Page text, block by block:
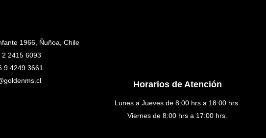
1966, Ñuñoa, Chile
2 2415 6093
9 4249 3661
Horarios de Atención
Lunes a Jueves de 8:00 hrs a 18:00 hrs.
Viernes de 8:00 hrs a 17:00 hrs.